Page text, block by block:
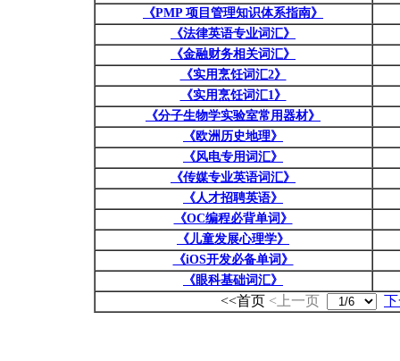
《PMP 项目管理知识体系指南》
《法律英语专业词汇》
《金融财务相关词汇》
《实用烹饪词汇2》
《实用烹饪词汇1》
《分子生物学实验室常用器材》
《欧洲历史地理》
《风电专用词汇》
《传媒专业英语词汇》
《人才招聘英语》
《OC编程必背单词》
《儿童发展心理学》
《iOS开发必备单词》
《眼科基础词汇》
<<首页 <上一页